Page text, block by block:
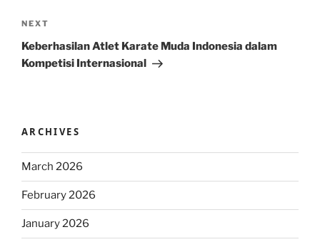
Next
Post
NEXT
Keberhasilan Atlet Karate Muda Indonesia dalam
Kompetisi Internasional
ARCHIVES
March 2026
February 2026
January 2026